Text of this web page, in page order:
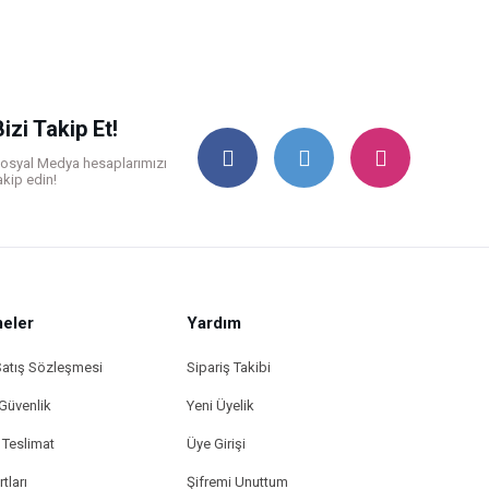
Takip Et!
Medya hesaplarımızı
edin!
Sözleşmesi
Yardım
Sipariş Takibi
Yeni Üyelik
Üye Girişi
Şifremi Unuttum